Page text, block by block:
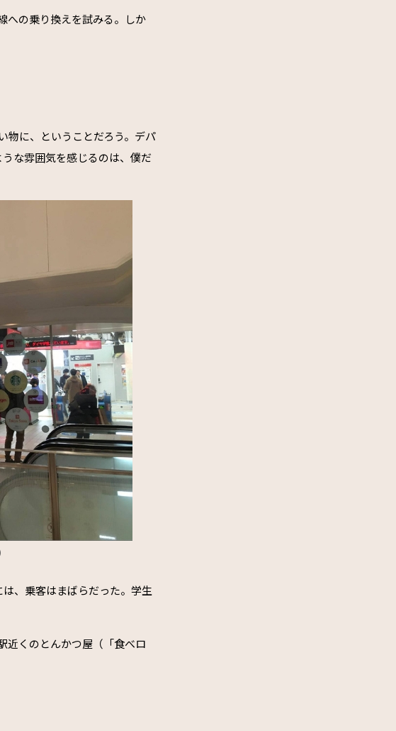
への乗り換えを試みる。しか
物に、ということだろう。デパ
な雰囲気を感じるのは、僕だ
、乗客はまばらだった。学生
近くのとんかつ屋（「食べロ